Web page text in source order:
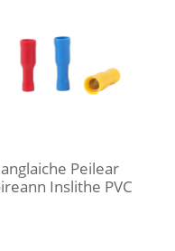
Peilear
Inslithe PVC